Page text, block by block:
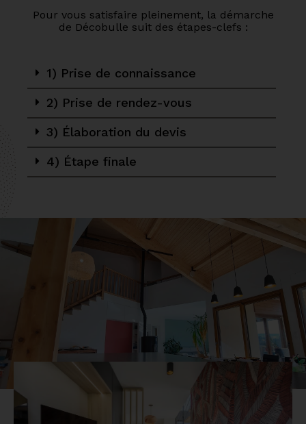
Pour vous satisfaire pleinement, la démarche
de Décobulle suit des étapes-clefs :
1) Prise de connaissance
2) Prise de rendez-vous
3) Élaboration du devis
4) Étape finale